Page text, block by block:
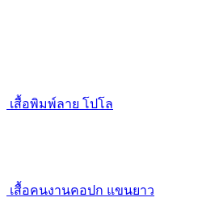
เสื้อพิมพ์ลาย โปโล
เสื้อคนงานคอปก แขนยาว